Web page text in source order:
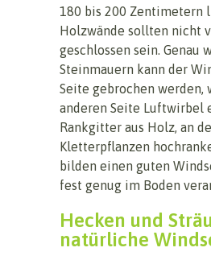
180 bis 200 Zentimetern
Holzwände sollten nicht
geschlossen sein. Genau
Steinmauern kann der
Seite gebrochen werden,
anderen Seite Luftwirbel
Rankgitter aus Holz, an
Kletterpflanzen
bilden einen guten
fest genug im Boden
Hecken und
natürliche